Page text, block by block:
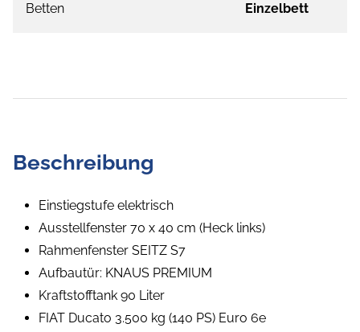
Betten Einzelbett
Beschreibung
Einstiegstufe elektrisch
Ausstellfenster 70 x 40 cm (Heck links)
Rahmenfenster SEITZ S7
Aufbautür: KNAUS PREMIUM
Kraftstofftank 90 Liter
FIAT Ducato 3.500 kg (140 PS) Euro 6e